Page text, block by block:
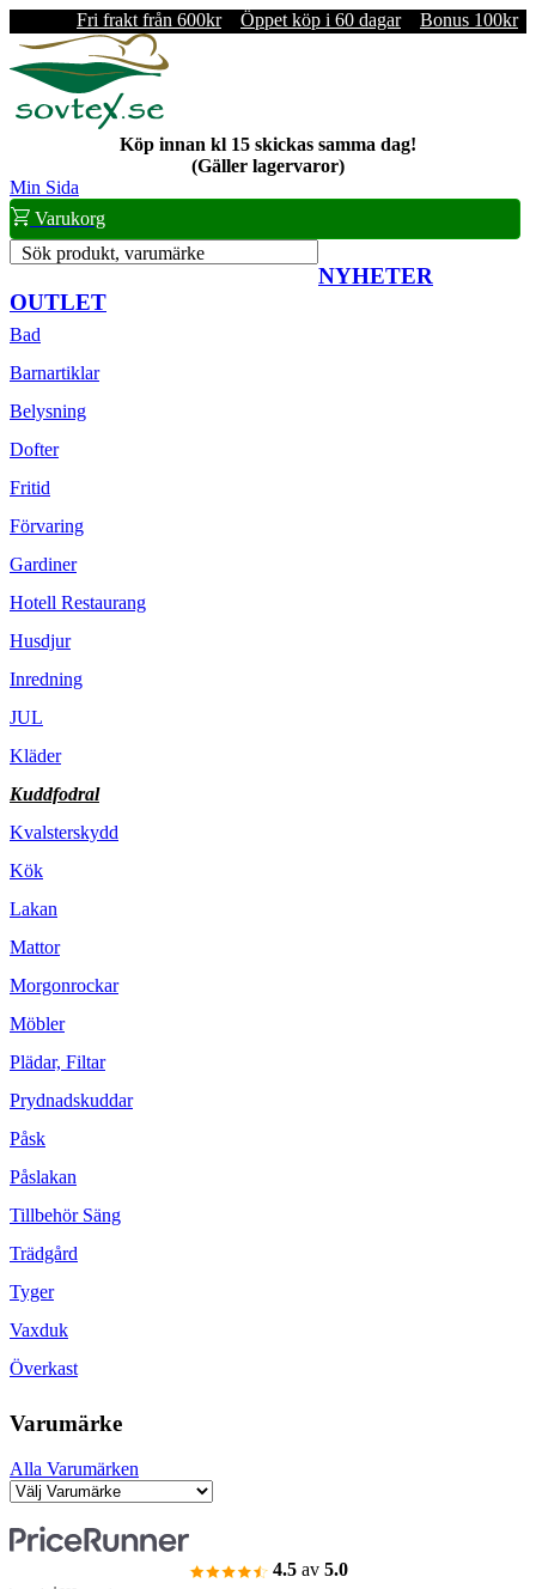
Fri frakt från 600kr Öppet köp i 60 dagar Bonus 100kr
Köp innan kl 15 skickas samma dag!
(Gäller lagervaror)
Min Sida
Varukorg
Sök produkt, varumärke
NYHETER
OUTLET
Bad
Barnartiklar
Belysning
Dofter
Fritid
Förvaring
Gardiner
Hotell Restaurang
Husdjur
Inredning
JUL
Kläder
Kuddfodral
Kvalsterskydd
Kök
Lakan
Mattor
Morgonrockar
Möbler
Plädar, Filtar
Prydnadskuddar
Påsk
Påslakan
Tillbehör Säng
Trädgård
Tyger
Vaxduk
Överkast
Varumärke
Alla Varumärken
4.5 av 5.0